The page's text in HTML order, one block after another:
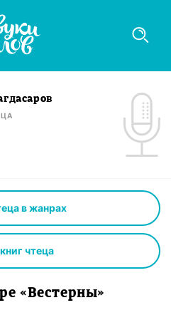
в жанрах
чтеца
«Вестерны»